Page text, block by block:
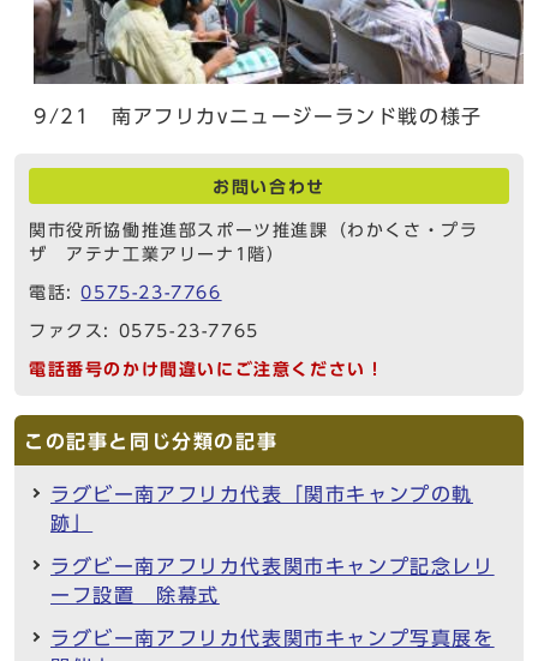
9/21 南アフリカvニュージーランド戦の様子
お問い合わせ
関市役所協働推進部スポーツ推進課（わかくさ・プラ
ザ アテナ工業アリーナ1階）
電話:0575-23-7766
ファクス: 0575-23-7765
電話番号のかけ間違いにご注意ください！
この記事と同じ分類の記事
ラグビー南アフリカ代表「関市キャンプの軌
跡」
ラグビー南アフリカ代表関市キャンプ記念レリ
ーフ設置 除幕式
ラグビー南アフリカ代表関市キャンプ写真展を